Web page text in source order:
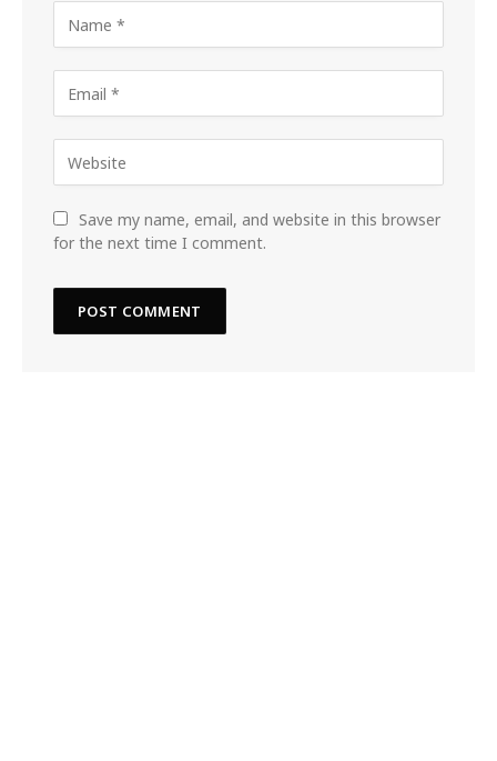
Save my name, email, and website in this browser
for the next time I comment.